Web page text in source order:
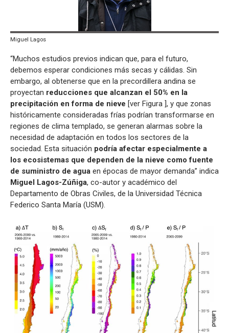
Miguel Lagos
“Muchos estudios previos indican que, para el futuro,
debemos esperar condiciones más secas y cálidas. Sin
embargo, al obtenerse que en la precordillera andina se
proyectan reducciones que alcanzan el 50% en la
precipitación en forma de nieve [ver Figura ], y que zonas
históricamente consideradas frías podrían transformarse en
regiones de clima templado, se generan alarmas sobre la
necesidad de adaptación en todos los sectores de la
sociedad. Esta situación podría afectar especialmente a
los ecosistemas que dependen de la nieve como fuente
de suministro de agua en épocas de mayor demanda” indica
Miguel Lagos-Zúñiga, co-autor y académico del
Departamento de Obras Civiles, de la Universidad Técnica
Federico Santa María (USM).